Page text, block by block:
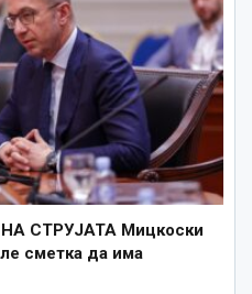
СТРУЈАТА Мицкоски
сметка да има